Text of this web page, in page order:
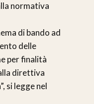
normativa
di bando ad
delle
per finalità
direttiva
si legge nel